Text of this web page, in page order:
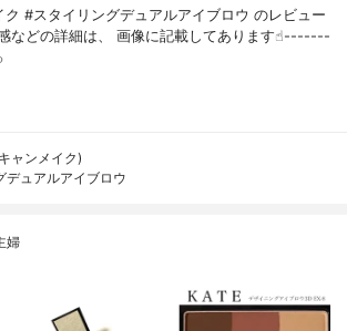
#スタイリングデュアルアイブロウ のレビュー
などの詳細は、 画像に記載してあります☝︎-------
ャンメイク)
デュアルアイブロウ
婦